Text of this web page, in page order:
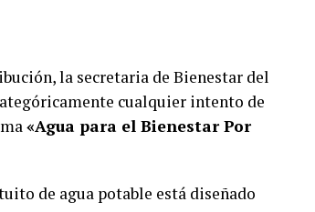
la secretaria de Bienestar del
cualquier intento de
«Agua para el Bienestar Por
de agua potable está diseñado